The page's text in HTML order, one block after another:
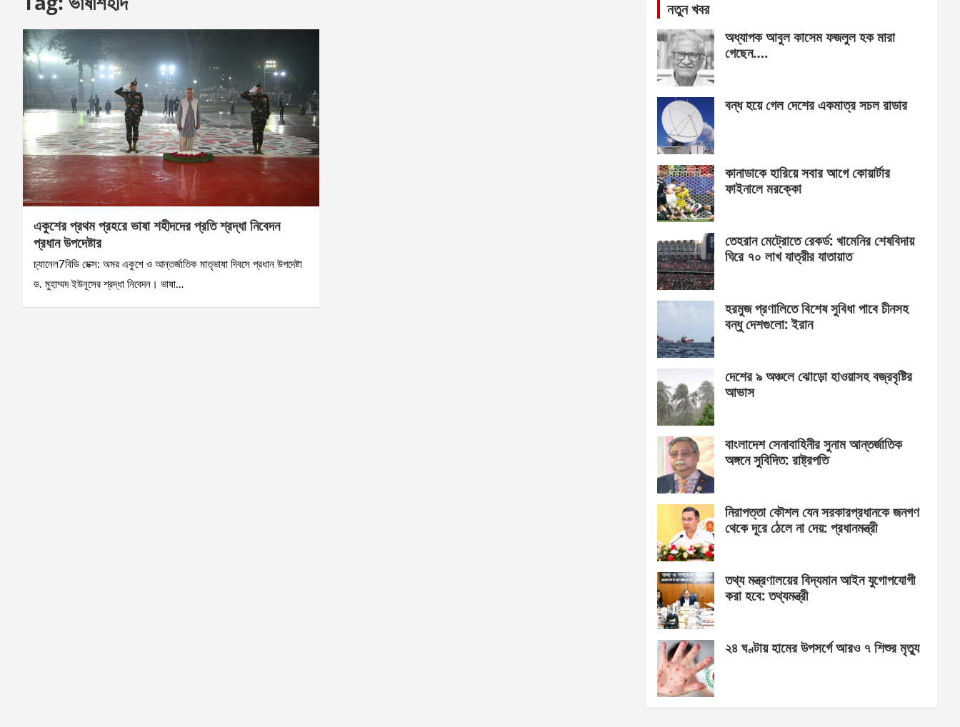
একুশের প্রথম প্রহরে ভাষা শহীদদের প্রতি শ্রদ্ধা নিবেদন
প্রধান উপদেষ্টার
চ্যানেল7বিডি ডেক্স: অমর একুশে ও আন্তর্জাতিক মাতৃভাষা দিবসে প্রধান উপদেষ্টা
ড. মুহাম্মদ ইউনূসের শ্রদ্ধা নিবেদন। ভাষা…
নতুন খবর
অধ্যাপক আবুল কাসেম ফজলুল হক মারা
গেছেন….
বন্ধ হয়ে গেল দেশের একমাত্র সচল রাডার
কানাডাকে হারিয়ে সবার আগে কোয়ার্টার
ফাইনালে মরক্কো
তেহরান মেট্রোতে রেকর্ড: খামেনির শেষবিদায়
ঘিরে ৭০ লাখ যাত্রীর যাতায়াত
হরমুজ প্রণালিতে বিশেষ সুবিধা পাবে চীনসহ
বন্ধু দেশগুলো: ইরান
দেশের ৯ অঞ্চলে ঝোড়ো হাওয়াসহ বজ্রবৃষ্টির
আভাস
বাংলাদেশ সেনাবাহিনীর সুনাম আন্তর্জাতিক
অঙ্গনে সুবিদিত: রাষ্ট্রপতি
নিরাপত্তা কৌশল যেন সরকারপ্রধানকে জনগণ
থেকে দূরে ঠেলে না দেয়: প্রধানমন্ত্রী
তথ্য মন্ত্রণালয়ের বিদ্যমান আইন যুগোপযোগী
করা হবে: তথ্যমন্ত্রী
২৪ ঘণ্টায় হামের উপসর্গে আরও ৭ শিশুর মৃত্যু